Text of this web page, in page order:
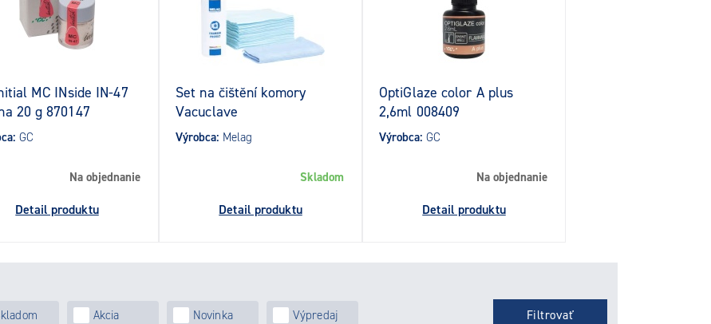
MC INside IN-47
20 g 870147
GC
Na objednanie
Detail produktu
Set na čištění komory
Vacuclave
Výrobca: Melag
Skladom
Detail produktu
OptiGlaze color A plus
2,6ml 008409
Výrobca: GC
Na objednanie
Detail produktu
Akcia Novinka Výpredaj